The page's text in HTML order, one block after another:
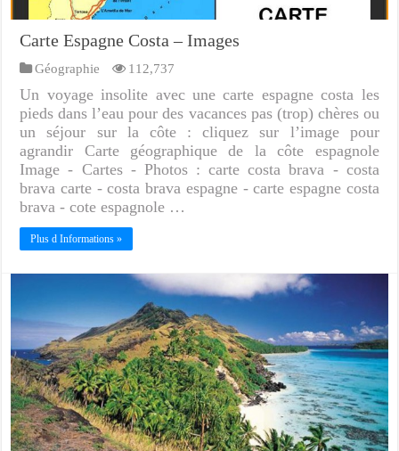
Carte Espagne Costa – Images
Géographie 112,737
Un voyage insolite avec une carte espagne costa les
pieds dans l’eau pour des vacances pas (trop) chères ou
un séjour sur la côte : cliquez sur l’image pour
agrandir Carte géographique de la côte espagnole
Image - Cartes - Photos : carte costa brava - costa
brava carte - costa brava espagne - carte espagne costa
brava - cote espagnole …
Plus d Informations »